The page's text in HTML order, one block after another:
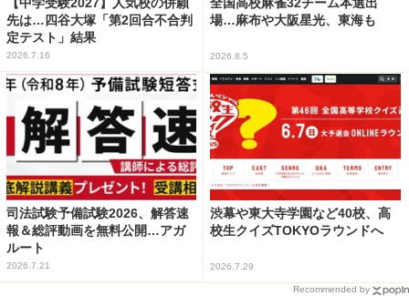
先は…四谷大塚「第2回合不合判
定テスト」結果
2026.7.16
場…麻布や大阪星光、東海も
2026.8.5
司法試験予備試験2026、解答速
報＆総評動画を無料公開…アガ
ルート
2026.7.21
渋幕や東大寺学園など40校、高
校生クイズTOKYOラウンドへ
2026.7.29
Recommended by